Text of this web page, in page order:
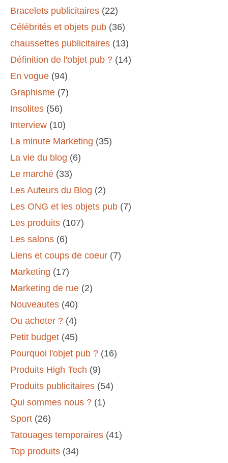
Bracelets publicitaires (22)
Célébrités et objets pub (36)
chaussettes publicitaires (13)
Définition de l'objet pub ? (14)
En vogue (94)
Graphisme (7)
Insolites (56)
Interview (10)
La minute Marketing (35)
La vie du blog (6)
Le marché (33)
Les Auteurs du Blog (2)
Les ONG et les objets pub (7)
Les produits (107)
Les salons (6)
Liens et coups de coeur (7)
Marketing (17)
Marketing de rue (2)
Nouveautes (40)
Ou acheter ? (4)
Petit budget (45)
Pourquoi l'objet pub ? (16)
Produits High Tech (9)
Produits publicitaires (54)
Qui sommes nous ? (1)
Sport (26)
Tatouages temporaires (41)
Top produits (34)